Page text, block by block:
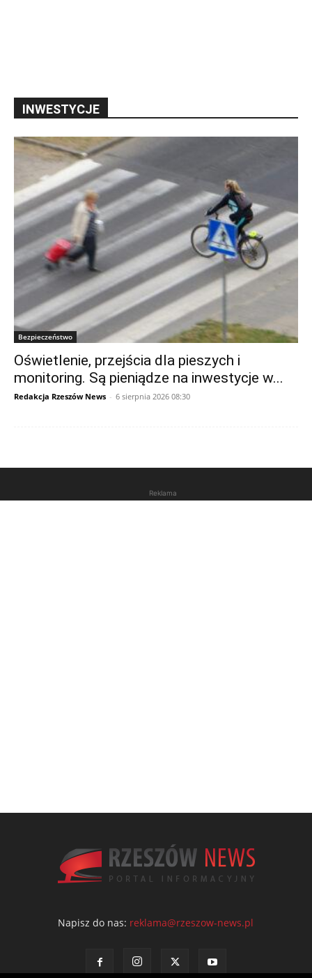
INWESTYCJE
Bezpieczeństwo
Oświetlenie, przejścia dla pieszych i
monitoring. Są pieniądze na inwestycje w...
Redakcja Rzeszów News - 6 sierpnia 2026 08:30
Reklama
Napisz do nas: reklama@rzeszow-news.pl